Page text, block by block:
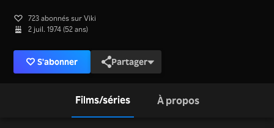
723 abonnés sur Viki
2 juil. 1974 (52 ans)
S'abonner Partager
Films/séries À propos